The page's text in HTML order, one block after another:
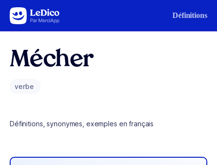
Aller au contenu Définitions
Mécher
verbe
Définitions, synonymes, exemples en français